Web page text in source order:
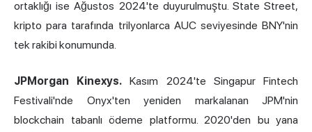
ortaklığı ise Ağustos 2024'te duyurulmuştu. State Street,
kripto para tarafında trilyonlarca AUC seviyesinde BNY'nin
tek rakibi konumunda.
JPMorgan Kinexys. Kasım 2024'te Singapur Fintech
Festivali'nde Onyx'ten yeniden markalanan JPM'nin
blockchain tabanlı ödeme platformu. 2020'den bu yana